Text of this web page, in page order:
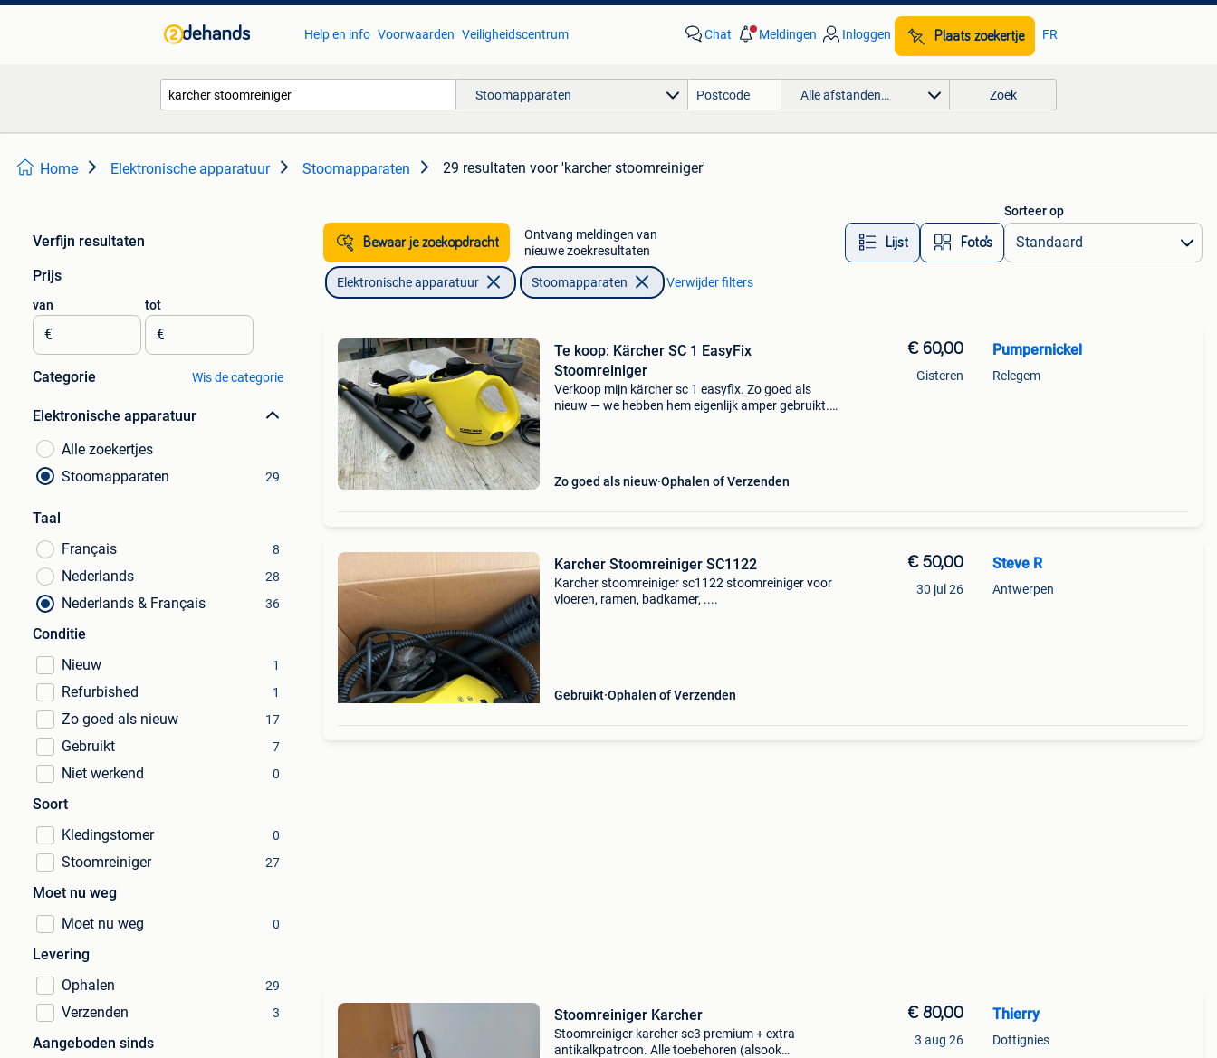
Help en info Voorwaarden Veiligheidscentrum Chat Meldingen Inloggen Plaats zoekertje FR
Stoomapparaten Alle afstanden… Zoek
Home Elektronische apparatuur Stoomapparaten 29 resultaten voor 'karcher stoomreiniger'
Verfijn resultaten
Prijs
van
€
tot
€
Categorie Wis de categorie
Elektronische apparatuur
Alle zoekertjes
Stoomapparaten
29
Taal
Français
8
Nederlands 28
Nederlands & Français 36
Conditie
Nieuw
1
Refurbished 1
Zo goed als nieuw 17
Gebruikt 7
Niet werkend 0
Soort
Kledingstomer
0
Stoomreiniger 27
Moet nu weg
Moet nu weg
0
Levering
Ophalen
29
Verzenden 3
Aangeboden sinds
Bewaar je zoekopdracht
Ontvang meldingen van
nieuwe zoekresultaten
Lijst Foto’s
Sorteer op
Elektronische apparatuur Stoomapparaten Verwijder filters
Te koop: Kärcher SC 1 EasyFix
Stoomreiniger
Verkoop mijn kärcher sc 1 easyfix. Zo goed als
nieuw — we hebben hem eigenlijk amper gebruikt.
Zo goed als nieuw Ophalen of Verzenden
€ 60,00
Gisteren
Pumpernickel
Relegem
Karcher Stoomreiniger SC1122
Karcher stoomreiniger sc1122 stoomreiniger voor
vloeren, ramen, badkamer, ....
Gebruikt Ophalen of Verzenden
€ 50,00
30 jul 26
Steve R
Antwerpen
Stoomreiniger Karcher
Stoomreiniger karcher sc3 premium + extra
antikalkpatroon. Alle toebehoren (alsook
€ 80,00
3 aug 26
Thierry
Dottignies